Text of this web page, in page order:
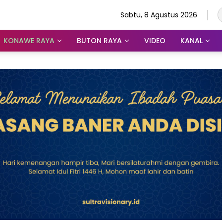
Sabtu, 8 Agustus 2026
KONAWE RAYA BUTON RAYA VIDEO KANAL